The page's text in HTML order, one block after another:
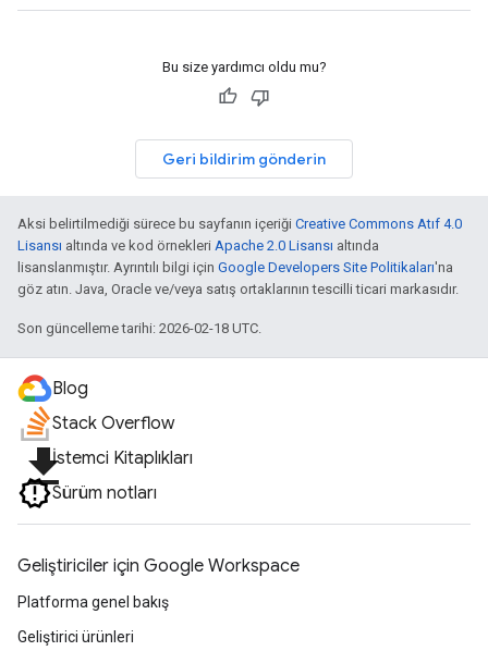
Bu size yardımcı oldu mu?
Geri bildirim gönderin
Aksi belirtilmediği sürece bu sayfanın içeriği Creative Commons Atıf 4.0
Lisansı altında ve kod örnekleri Apache 2.0 Lisansı altında
lisanslanmıştır. Ayrıntılı bilgi için Google Developers Site Politikaları'na
göz atın. Java, Oracle ve/veya satış ortaklarının tescilli ticari markasıdır.
Son güncelleme tarihi: 2026-02-18 UTC.
Blog
Stack Overflow
file_downloadİstemci Kitaplıkları
Sürüm notları
Geliştiriciler için Google Workspace
Platforma genel bakış
Geliştirici ürünleri